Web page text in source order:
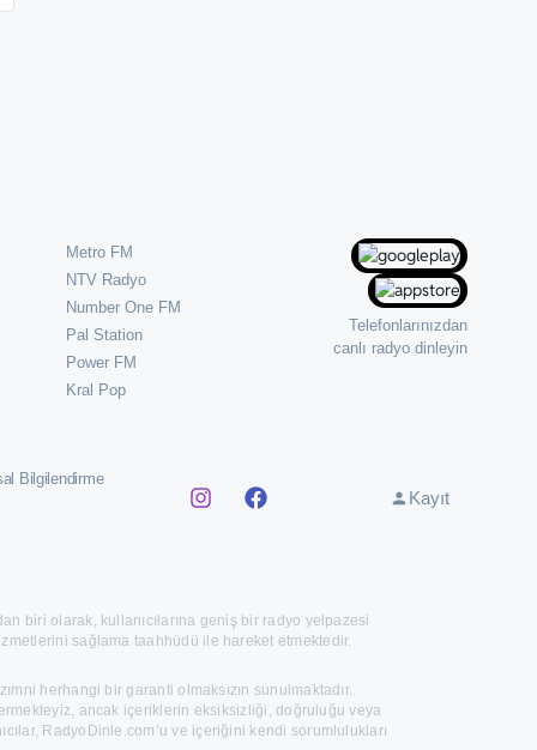
Metro FM
NTV Radyo
Number One FM
Pal Station
Power FM
Kral Pop
Telefonlarınızdan
canlı radyo dinleyin
Bilgilendirme
Kayıt
biri olarak, kullanıcılarına geniş bir radyo yelpazesi
sağlama taahhüdü ile hareket etmektedir.
herhangi bir garanti olmaksızın sunulmaktadır.
ancak içeriklerin eksiksizliği, doğruluğu veya
RadyoDinle.com’u ve içeriğini kendi sorumlulukları